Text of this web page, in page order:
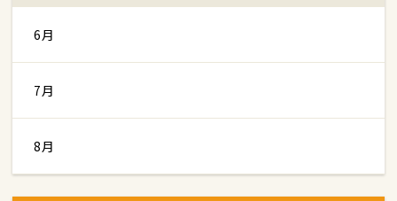
6月
7月
8月